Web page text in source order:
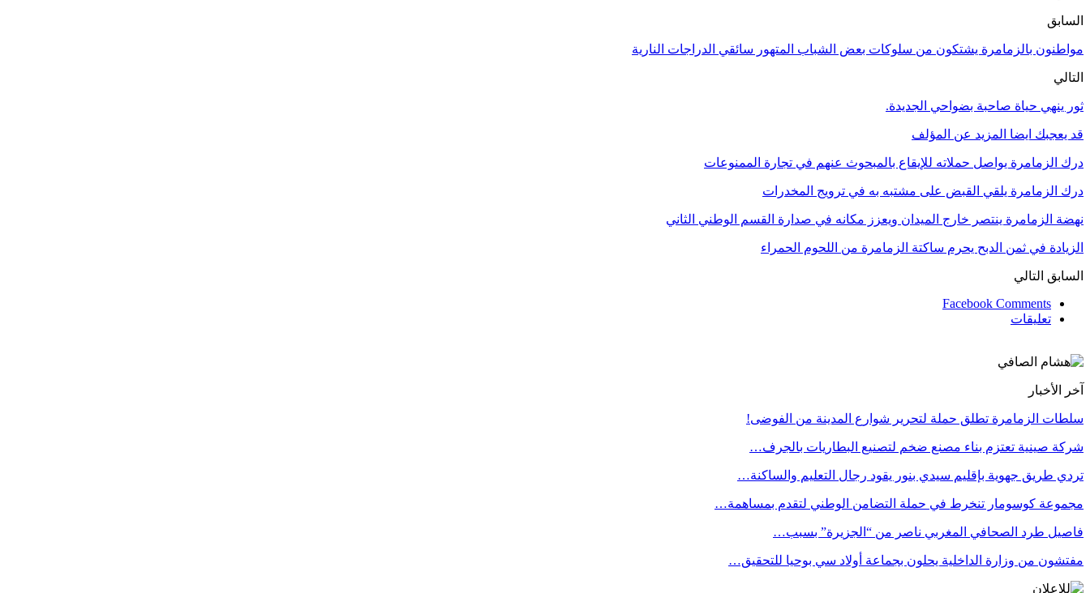
السابق
مواطنون بالزمامرة يشتكون من سلوكات بعض الشباب المتهور سائقي الدراجات النارية
التالي
ثور ينهي حياة صاحبة بضواحي الجديدة.
قد يعجبك ايضا المزيد عن المؤلف
درك الزمامرة يواصل حملاته للإيقاع بالمبحوث عنهم في تجارة الممنوعات
درك الزمامرة يلقي القبض على مشتبه به في ترويج المخدرات
نهضة الزمامرة ينتصر خارج الميدان ويعزز مكانه في صدارة القسم الوطني الثاني
الزيادة في ثمن الدبح يحرم ساكتة الزمامرة من اللحوم الحمراء
السابق التالي
Facebook Comments
تعليقات
آخر الأخبار
سلطات الزمامرة تطلق حملة لتحرير شوارع المدينة من الفوضى!
شركة صينية تعتزم بناء مصنع ضخم لتصنيع البطاريات بالجرف…
تردي طريق جهوية بإقليم سيدي بنور يقود رجال التعليم والساكنة…
مجموعة كوسومار تنخرط في حملة التضامن الوطني لتقدم بمساهمة…
فاصيل طرد الصحافي المغربي ناصر من “الجزيرة” بسبب…
مفتشون من وزارة الداخلية يحلون بجماعة أولاد سي بوحيا للتحقيق…